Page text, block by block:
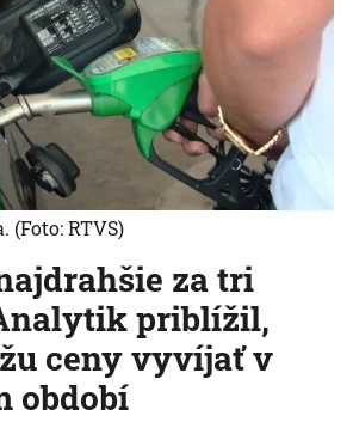
za tri
priblížil,
ceny vyvíjať v
období
(Foto: RTVS)